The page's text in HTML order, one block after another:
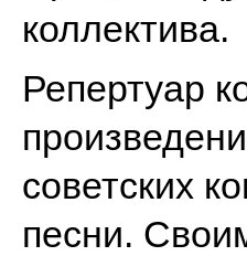
коллектива.
Репертуар
советских
песни.